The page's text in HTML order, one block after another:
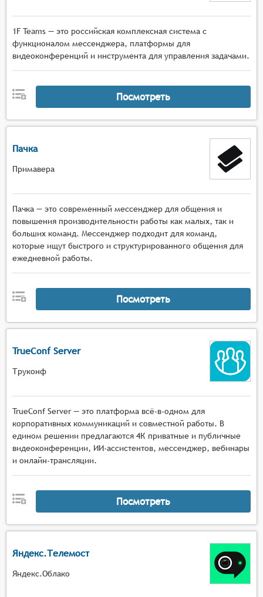
1F Teams — это российская комплексная система с
функционалом мессенджера, платформы для
видеоконференций и инструмента для управления задачами.
Посмотреть
Пачка
Примавера
Пачка — это современный мессенджер для общения и
повышения производительности работы как малых, так и
больших команд. Мессенджер подходит для команд,
которые ищут быстрого и структурированного общения для
ежедневной работы.
Посмотреть
TrueConf Server
Труконф
TrueConf Server — это платформа всё-в-одном для
корпоративных коммуникаций и совместной работы. В
едином решении предлагаются 4К приватные и публичные
видеоконференции, ИИ-ассистентов, мессенджер, вебинары
и онлайн-трансляции.
Посмотреть
Яндекс.Телемост
Яндекс.Облако